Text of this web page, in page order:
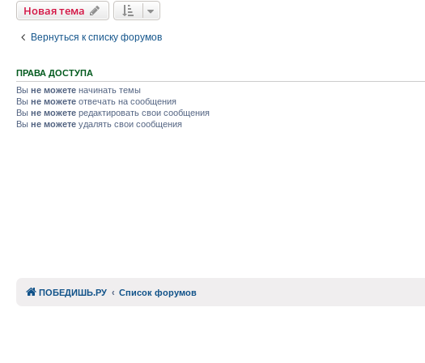
Новая тема
Вернуться к списку форумов
ПРАВА ДОСТУПА
Вы не можете начинать темы
Вы не можете отвечать на сообщения
Вы не можете редактировать свои сообщения
Вы не можете удалять свои сообщения
ПОБЕДИШЬ.РУ Список форумов